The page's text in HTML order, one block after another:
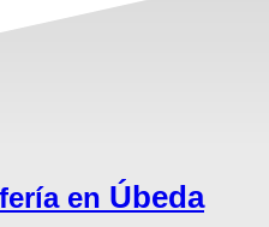
en Úbeda